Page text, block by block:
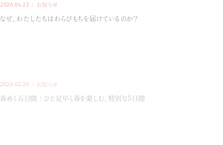
2026.04.22 お知らせ
なぜ、わたしたちはわらびもちを届けているのか？
2026.02.20 お知らせ
春めく五日間｜ひと足早く春を楽しむ、特別な5日間